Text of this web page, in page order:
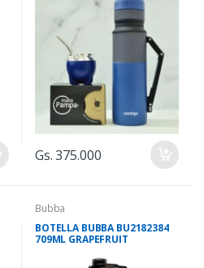
Gs. 375.000
Bubba
BOTELLA BUBBA BU2182384
709ML GRAPEFRUIT